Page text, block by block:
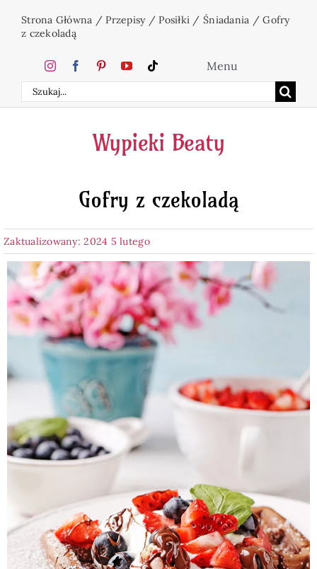
Strona Główna /Przepisy/Posiłki / Śniadania /Gofry
z czekoladą
Szukaj
Menu
Home
Ciasta
Desery
Napoje
Przetwory
Posiłki
Kuchnie świata
Wypieki Beaty
Gofry z czekoladą
Zaktualizowany: 2024 5 lutego